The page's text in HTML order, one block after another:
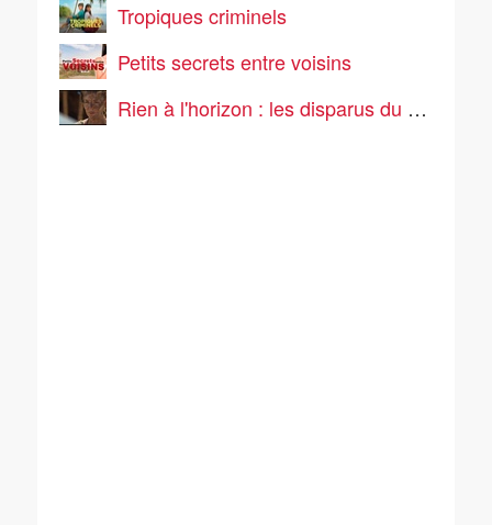
Tropiques criminels
Petits secrets entre voisins
Rien à l'horizon : les disparus du vol 281